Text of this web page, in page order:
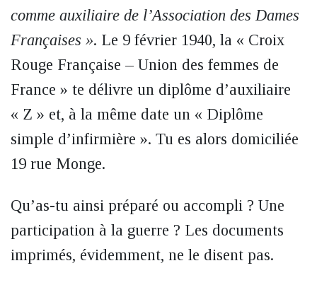
comme auxiliaire de l’Association des Dames
Françaises ». Le 9 février 1940, la « Croix
Rouge Française – Union des femmes de
France » te délivre un diplôme d’auxiliaire
« Z » et, à la même date un « Diplôme
simple d’infirmière ». Tu es alors domiciliée
19 rue Monge.
Qu’as-tu ainsi préparé ou accompli ? Une
participation à la guerre ? Les documents
imprimés, évidemment, ne le disent pas.